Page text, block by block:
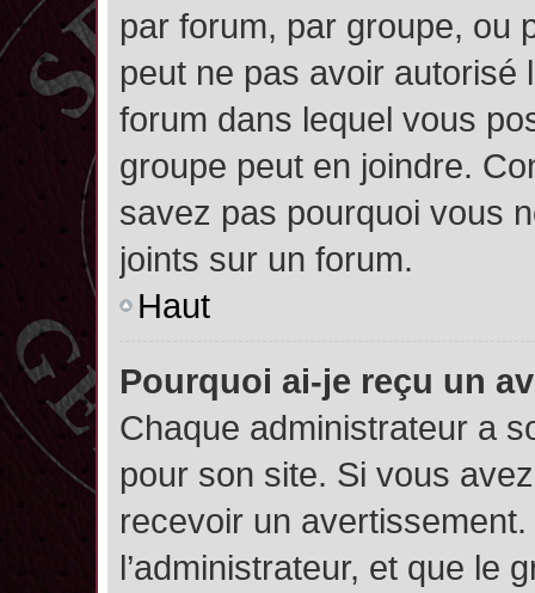
par forum, par groupe, ou
peut ne pas avoir autorisé
forum dans lequel vous
groupe peut en joindre.
savez pas pourquoi vous
joints sur un forum.
Haut
Pourquoi ai-je reçu un
Chaque administrateur a
pour son site. Si vous
recevoir un
l’administrateur, et que le